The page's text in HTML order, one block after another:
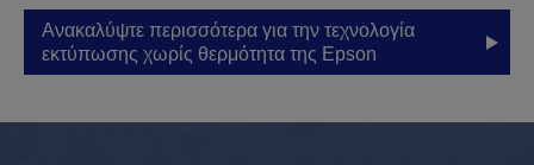
Ανακαλύψτε περισσότερα για την τεχνολογία
εκτύπωσης χωρίς θερμότητα της Epson